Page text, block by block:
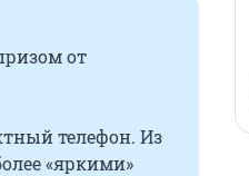
от
телефон. Из
«яркими»